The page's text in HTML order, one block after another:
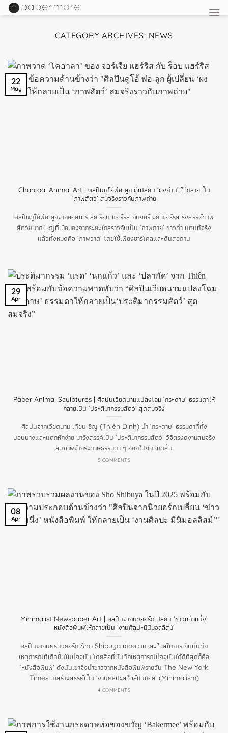
Skip
to
CATEGORY ARCHIVES: NEWS
Charcoal Animal Art | ศิลปินดูโอ้พ่อ-ลูก ผู้เปลี่ยน ‘ผงถ่าน’ ให้กลายเป็น
‘ภาพสัตว์’ สมจริงราวกับภาพถ่าย
ศิลปินดูโอ้พ่อ-ลูกจากออสเตรเลีย ร็อบ แฮร์ริส กับจอร์เจีย แฮร์ริส รังสรรค์ภาพ
สัตว์ขนาดใหญ่ที่เมื่อมองจากระยะไกลราวกับเป็น ‘ภาพถ่าย’ ขาวดำ แต่แท้จริง
แล้วทั้งหมดคือ ‘ภาพวาด’ โดยใช้เพียงชาร์โคลและดินสอถ่าน
22
May
Paper Animal Sculptures | ศิลปินเวียดนามแปลงโฉม ‘กระดาษ’ ธรรมดาให้
กลายเป็น ‘ประติมากรรมสัตว์’ สุดสมจริง
ศิลปินจากเวียดนาม เทียน ซิญ (Thiên Dinh) นำ ‘กระดาษ’ ธรรมดาที่ทั้ง
บอบบางและแตกหักง่าย มารังสรรค์เป็น ‘ประติมากรรมสัตว์’ วิจิตรงดงามสมจริง
ลบภาพจำกระดาษธรรมดา ๆ ออกไปจนหมดสิ้น
5 COMMENTS
29
Apr
Minimalist Newspaper Art | ศิลปินจากนิวยอร์กเปลี่ยน ‘ข่าวหน้าหนึ่ง’
หนังสือพิมพ์ให้กลายเป็น ‘งานศิลปะมินิมอลลิสม์’
ศิลปินจากนครนิวยอร์ก Sho Shibuya เกิดความหลงใหลในการเก็บบันทึก
เหตุการณ์ที่เกิดขึ้นในปัจจุบัน โดยสื่อที่บันทึกเหตุการณ์ปัจจุบันได้ดีที่สุดก็คือ
‘หนังสือพิมพ์’ ดังนั้นเขาจึงนำข่าวจากหนังสือพิมพ์รายวัน The New York
Times มาสร้างสรรค์เป็น ‘งานศิลปะสไตล์มินิมอล’ (Minimalism)
4 COMMENTS
08
Apr